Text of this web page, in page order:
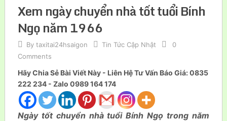
Xem ngày chuyển nhà tốt tuổi Bính
Ngọ năm 1966
By taxitai24hsaigon Tin Tức Cập Nhật
0
Comments
Hãy Chia Sẻ Bài Viết Này - Liên Hệ Tư Vấn Báo Giá: 0835
222 234 - Zalo 0989 164 174
Ngày tốt chuyển nhà tuổi Bính Ngọ trong năm